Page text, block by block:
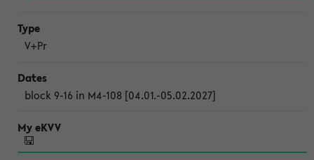
V+Pr
block 9-16 in M4-108 [04.01.-05.02.2027]